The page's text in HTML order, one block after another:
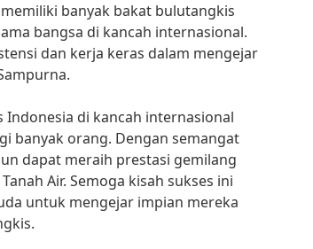
banyak bakat bulutangkis
bangsa di kancah internasional.
dan kerja keras dalam mengejar
Indonesia di kancah internasional
banyak orang. Dengan semangat
dapat meraih prestasi gemilang
Air. Semoga kisah sukses ini
untuk mengejar impian mereka